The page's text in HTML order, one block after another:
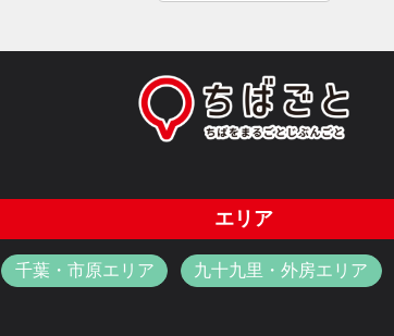
エリア
千葉・市原エリア 九十九里・外房エリア